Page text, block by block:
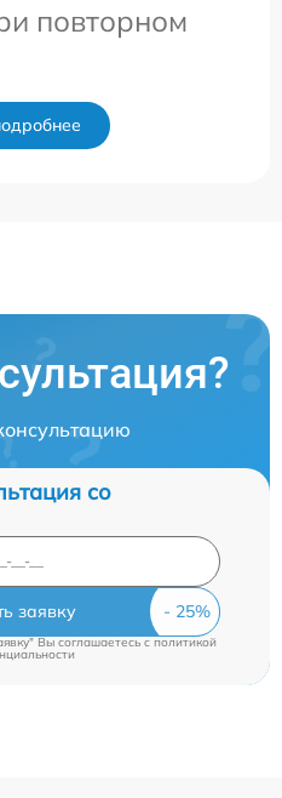
повторном
со
заявку
Вы соглашаетесь cполитикой